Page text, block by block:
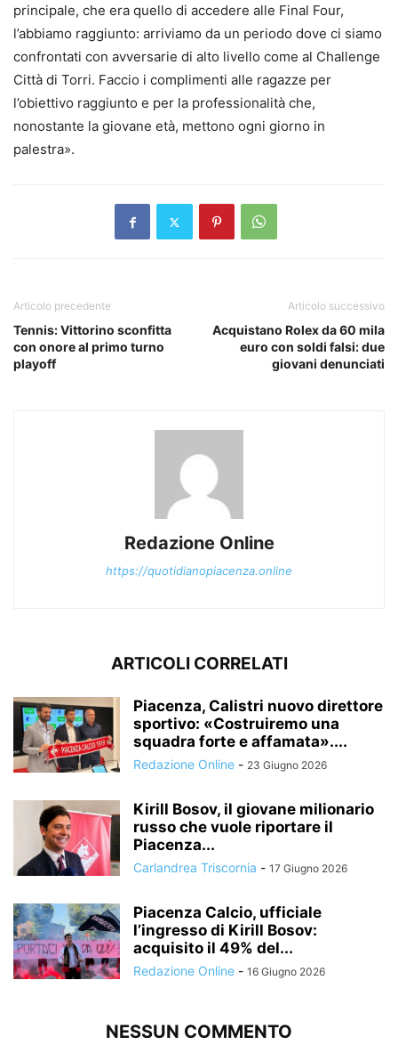
principale, che era quello di accedere alle Final Four,
l’abbiamo raggiunto: arriviamo da un periodo dove ci siamo
confrontati con avversarie di alto livello come al Challenge
Città di Torri. Faccio i complimenti alle ragazze per
l’obiettivo raggiunto e per la professionalità che,
nonostante la giovane età, mettono ogni giorno in
palestra».
Articolo precedente
Tennis: Vittorino sconfitta
con onore al primo turno
playoff
Articolo successivo
Acquistano Rolex da 60 mila
euro con soldi falsi: due
giovani denunciati
Redazione Online
https://quotidianopiacenza.online
ARTICOLI CORRELATI
Piacenza, Calistri nuovo direttore
sportivo: «Costruiremo una
squadra forte e affamata»....
Redazione Online - 23 Giugno 2026
Kirill Bosov, il giovane milionario
russo che vuole riportare il
Piacenza...
Carlandrea Triscornia - 17 Giugno 2026
Piacenza Calcio, ufficiale
l’ingresso di Kirill Bosov:
acquisito il 49% del...
Redazione Online - 16 Giugno 2026
NESSUN COMMENTO